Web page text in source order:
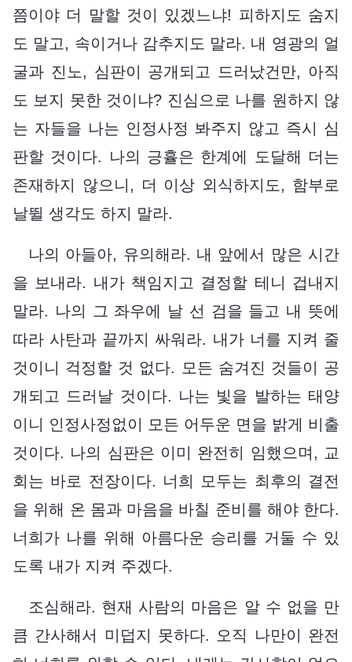
쯤이야 더 말할 것이 있겠느냐! 피하지도 숨지
도 말고, 속이거나 감추지도 말라. 내 영광의 얼
굴과 진노, 심판이 공개되고 드러났건만, 아직
도 보지 못한 것이냐? 진심으로 나를 원하지 않
는 자들을 나는 인정사정 봐주지 않고 즉시 심
판할 것이다. 나의 긍휼은 한계에 도달해 더는
존재하지 않으니, 더 이상 외식하지도, 함부로
날뛸 생각도 하지 말라.
나의 아들아, 유의해라. 내 앞에서 많은 시간
을 보내라. 내가 책임지고 결정할 테니 겁내지
말라. 나의 그 좌우에 날 선 검을 들고 내 뜻에
따라 사탄과 끝까지 싸워라. 내가 너를 지켜 줄
것이니 걱정할 것 없다. 모든 숨겨진 것들이 공
개되고 드러날 것이다. 나는 빛을 발하는 태양
이니 인정사정없이 모든 어두운 면을 밝게 비출
것이다. 나의 심판은 이미 완전히 임했으며, 교
회는 바로 전장이다. 너희 모두는 최후의 결전
을 위해 온 몸과 마음을 바칠 준비를 해야 한다.
너희가 나를 위해 아름다운 승리를 거둘 수 있
도록 내가 지켜 주겠다.
조심해라. 현재 사람의 마음은 알 수 없을 만
큼 간사해서 미덥지 못하다. 오직 나만이 완전